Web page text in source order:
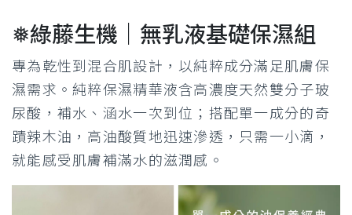
❅綠藤生機｜無乳液基礎保濕組
專為乾性到混合肌設計，以純粹成分滿足肌膚保
濕需求。純粹保濕精華液含高濃度天然雙分子玻
尿酸，補水、涵水一次到位；搭配單一成分的奇
蹟辣木油，高油酸質地迅速滲透，只需一小滴，
就能感受肌膚補滿水的滋潤感。